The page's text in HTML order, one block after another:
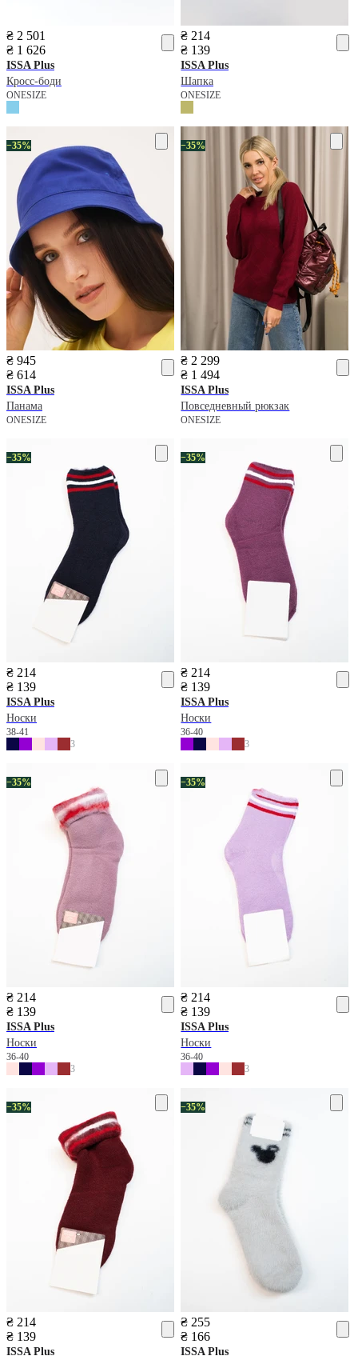
₴ 2 501
₴ 1 626
ISSA Plus
Кросс-боди
ONESIZE
₴ 214
₴ 139
ISSA Plus
Шапка
ONESIZE
−35%
₴ 945
₴ 614
ISSA Plus
Панама
ONESIZE
−35%
₴ 2 299
₴ 1 494
ISSA Plus
Повседневный рюкзак
ONESIZE
−35%
₴ 214
₴ 139
ISSA Plus
Носки
38-41
3
−35%
₴ 214
₴ 139
ISSA Plus
Носки
36-40
3
−35%
₴ 214
₴ 139
ISSA Plus
Носки
36-40
3
−35%
₴ 214
₴ 139
ISSA Plus
Носки
36-40
3
−35%
₴ 214
₴ 139
ISSA Plus
−35%
₴ 255
₴ 166
ISSA Plus